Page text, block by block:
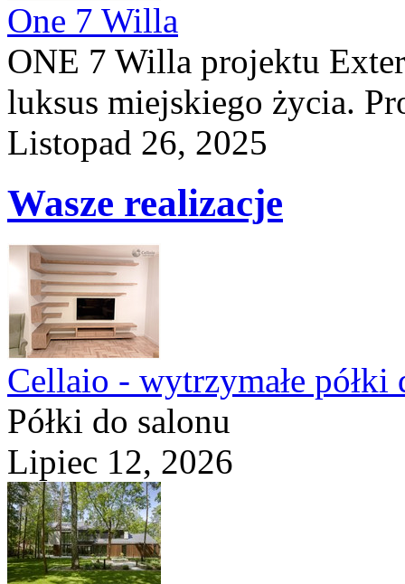
One 7 Willa
ONE 7 Willa projektu
luksus miejskiego życia.
Listopad 26, 2025
Wasze realizacje
Cellaio - wytrzymałe półki
Półki do salonu
Lipiec 12, 2026